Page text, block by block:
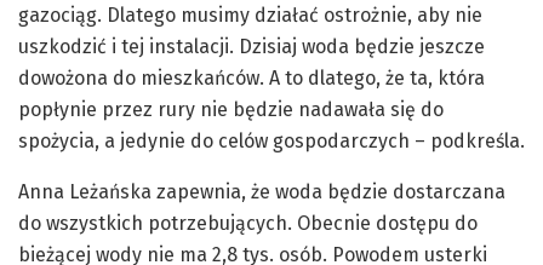
gazociąg. Dlatego musimy działać ostrożnie, aby nie
uszkodzić i tej instalacji. Dzisiaj woda będzie jeszcze
dowożona do mieszkańców. A to dlatego, że ta, która
popłynie przez rury nie będzie nadawała się do
spożycia, a jedynie do celów gospodarczych – podkreśla.
Anna Leżańska zapewnia, że woda będzie dostarczana
do wszystkich potrzebujących. Obecnie dostępu do
bieżącej wody nie ma 2,8 tys. osób. Powodem usterki